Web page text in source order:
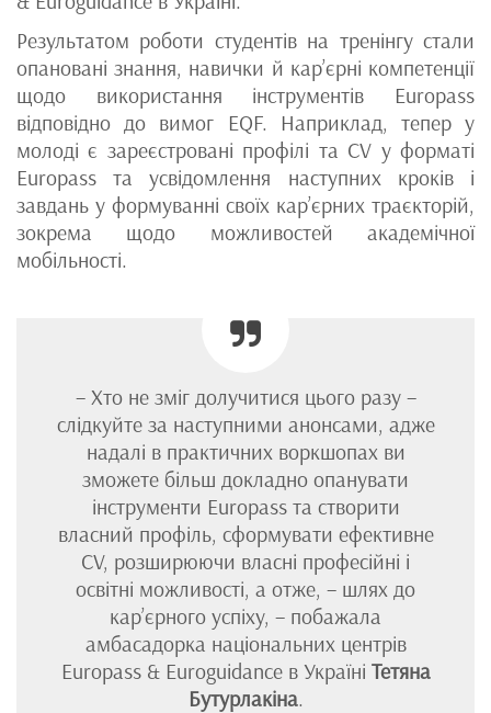
Результатом роботи студентів на тренінгу стали
опановані знання, навички й кар’єрні компетенції
щодо використання інструментів Europass
відповідно до вимог EQF. Наприклад, тепер у
молоді є зареєстровані профілі та СV у форматі
Europass та усвідомлення наступних кроків і
завдань у формуванні своїх кар’єрних траєкторій,
зокрема щодо можливостей академічної
мобільності.
– Хто не зміг долучитися цього разу –
слідкуйте за наступними анонсами, адже
надалі в практичних воркшопах ви
зможете більш докладно опанувати
інструменти Europass та створити
власний профіль, сформувати ефективне
CV, розширюючи власні професійні і
освітні можливості, а отже, – шлях до
кар’єрного успіху, – побажала
амбасадорка національних центрів
Europass & Euroguidance в Україні Тетяна
Бутурлакіна.